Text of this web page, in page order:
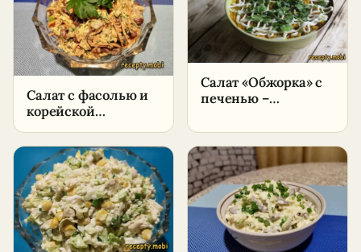
Салат с фасолью и
корейской
морковью –
пошаговый рецепт
Салат «Обжорка» с
печенью –
в домашних
условиях